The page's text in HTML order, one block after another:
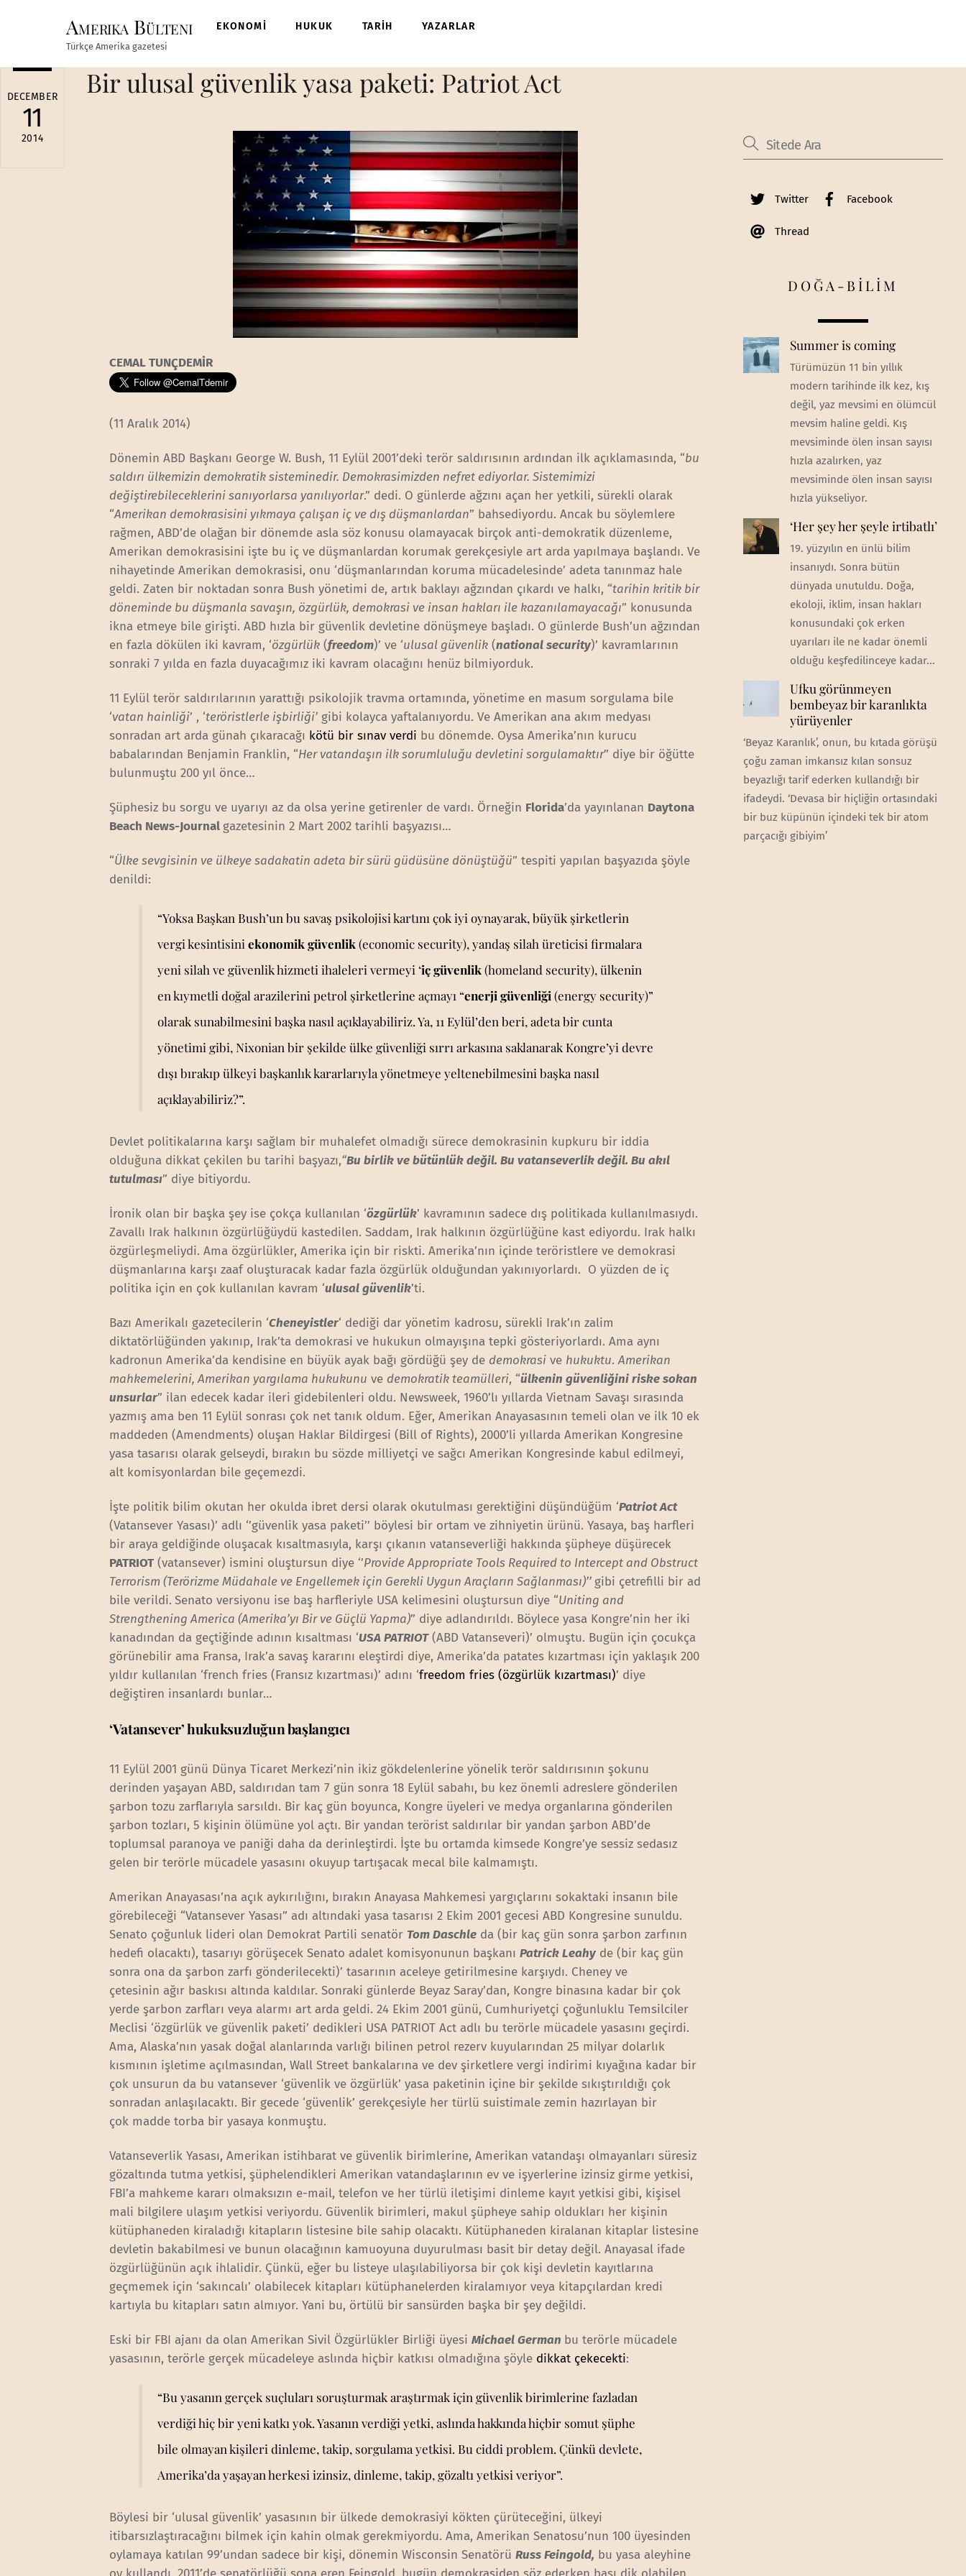
Amerika Bülteni
Türkçe Amerika gazetesi
EKONOMİ HUKUK TARİH YAZARLAR
DECEMBER
11
2014
Bir ulusal güvenlik yasa paketi: Patriot Act
CEMAL TUNÇDEMİR
(11 Aralık 2014)
Dönemin ABD Başkanı George W. Bush, 11 Eylül 2001’deki terör saldırısının ardından ilk açıklamasında, “bu
saldırı ülkemizin demokratik sisteminedir. Demokrasimizden nefret ediyorlar. Sistemimizi
değiştirebileceklerini sanıyorlarsa yanılıyorlar.” dedi. O günlerde ağzını açan her yetkili, sürekli olarak
“Amerikan demokrasisini yıkmaya çalışan iç ve dış düşmanlardan” bahsediyordu. Ancak bu söylemlere
rağmen, ABD’de olağan bir dönemde asla söz konusu olamayacak birçok anti-demokratik düzenleme,
Amerikan demokrasisini işte bu iç ve düşmanlardan korumak gerekçesiyle art arda yapılmaya başlandı. Ve
nihayetinde Amerikan demokrasisi, onu ‘düşmanlarından koruma mücadelesinde’ adeta tanınmaz hale
geldi. Zaten bir noktadan sonra Bush yönetimi de, artık baklayı ağzından çıkardı ve halkı, “tarihin kritik bir
döneminde bu düşmanla savaşın, özgürlük, demokrasi ve insan hakları ile kazanılamayacağı” konusunda
ikna etmeye bile girişti. ABD hızla bir güvenlik devletine dönüşmeye başladı. O günlerde Bush’un ağzından
en fazla dökülen iki kavram, ‘özgürlük (freedom)’ ve ‘ulusal güvenlik (national security)’ kavramlarının
sonraki 7 yılda en fazla duyacağımız iki kavram olacağını henüz bilmiyorduk.
11 Eylül terör saldırılarının yarattığı psikolojik travma ortamında, yönetime en masum sorgulama bile
‘vatan hainliği’ , ‘teröristlerle işbirliği’ gibi kolayca yaftalanıyordu. Ve Amerikan ana akım medyası
sonradan art arda günah çıkaracağı kötü bir sınav verdi bu dönemde. Oysa Amerika’nın kurucu
babalarından Benjamin Franklin, “Her vatandaşın ilk sorumluluğu devletini sorgulamaktır” diye bir öğütte
bulunmuştu 200 yıl önce…
Şüphesiz bu sorgu ve uyarıyı az da olsa yerine getirenler de vardı. Örneğin Florida’da yayınlanan Daytona
Beach News-Journal gazetesinin 2 Mart 2002 tarihli başyazısı…
“Ülke sevgisinin ve ülkeye sadakatin adeta bir sürü güdüsüne dönüştüğü” tespiti yapılan başyazıda şöyle
denildi:
“Yoksa Başkan Bush’un bu savaş psikolojisi kartını çok iyi oynayarak, büyük şirketlerin
vergi kesintisini ekonomik güvenlik(economic security), yandaş silah üreticisi firmalara
yeni silah ve güvenlik hizmeti ihaleleri vermeyi ‘iç güvenlik(homeland security), ülkenin
en kıymetli doğal arazilerini petrol şirketlerine açmayı “enerji güvenliği (energy security)”
olarak sunabilmesini başka nasıl açıklayabiliriz. Ya, 11 Eylül’den beri, adeta bir cunta
yönetimi gibi, Nixonian bir şekilde ülke güvenliği sırrı arkasına saklanarak Kongre’yi devre
dışı bırakıp ülkeyi başkanlık kararlarıyla yönetmeye yeltenebilmesini başka nasıl
açıklayabiliriz?”.
Devlet politikalarına karşı sağlam bir muhalefet olmadığı sürece demokrasinin kupkuru bir iddia
olduğuna dikkat çekilen bu tarihi başyazı,“Bu birlik ve bütünlük değil. Bu vatanseverlik değil. Bu akıl
tutulması” diye bitiyordu.
İronik olan bir başka şey ise çokça kullanılan ‘özgürlük’ kavramının sadece dış politikada kullanılmasıydı.
Zavallı Irak halkının özgürlüğüydü kastedilen. Saddam, Irak halkının özgürlüğüne kast ediyordu. Irak halkı
özgürleşmeliydi. Ama özgürlükler, Amerika için bir riskti. Amerika’nın içinde teröristlere ve demokrasi
düşmanlarına karşı zaaf oluşturacak kadar fazla özgürlük olduğundan yakınıyorlardı. O yüzden de iç
politika için en çok kullanılan kavram ‘ulusal güvenlik’ti.
Bazı Amerikalı gazetecilerin ‘Cheneyistler‘ dediği dar yönetim kadrosu, sürekli Irak’ın zalim
diktatörlüğünden yakınıp, Irak’ta demokrasi ve hukukun olmayışına tepki gösteriyorlardı. Ama aynı
kadronun Amerika’da kendisine en büyük ayak bağı gördüğü şey de demokrasi ve hukuktu.Amerikan
mahkemelerini, Amerikan yargılama hukukunu ve demokratik teamülleri, “ülkenin güvenliğini riske sokan
unsurlar” ilan edecek kadar ileri gidebilenleri oldu. Newsweek, 1960’lı yıllarda Vietnam Savaşı sırasında
yazmış ama ben 11 Eylül sonrası çok net tanık oldum. Eğer, Amerikan Anayasasının temeli olan ve ilk 10 ek
maddeden (Amendments) oluşan Haklar Bildirgesi (Bill of Rights), 2000’li yıllarda Amerikan Kongresine
yasa tasarısı olarak gelseydi, bırakın bu sözde milliyetçi ve sağcı Amerikan Kongresinde kabul edilmeyi,
alt komisyonlardan bile geçemezdi.
İşte politik bilim okutan her okulda ibret dersi olarak okutulması gerektiğini düşündüğüm ‘Patriot Act
(Vatansever Yasası)’ adlı ‘’güvenlik yasa paketi’’ böylesi bir ortam ve zihniyetin ürünü. Yasaya, baş harfleri
bir araya geldiğinde oluşacak kısaltmasıyla, karşı çıkanın vatanseverliği hakkında şüpheye düşürecek
PATRIOT (vatansever) ismini oluştursun diye ‘’Provide Appropriate Tools Required to Intercept and Obstruct
Terrorism (Terörizme Müdahale ve Engellemek için Gerekli Uygun Araçların Sağlanması)’’ gibi çetrefilli bir ad
bile verildi. Senato versiyonu ise baş harfleriyle USA kelimesini oluştursun diye “Uniting and
Strengthening America (Amerika’yı Bir ve Güçlü Yapma)” diye adlandırıldı. Böylece yasa Kongre’nin her iki
kanadından da geçtiğinde adının kısaltması ‘USA PATRIOT(ABD Vatanseveri)’ olmuştu. Bugün için çocukça
görünebilir ama Fransa, Irak’a savaş kararını eleştirdi diye, Amerika’da patates kızartması için yaklaşık 200
yıldır kullanılan ‘french fries (Fransız kızartması)’ adını ‘freedom fries (özgürlük kızartması)’ diye
değiştiren insanlardı bunlar…
‘Vatansever’ hukuksuzluğun başlangıcı
11 Eylül 2001 günü Dünya Ticaret Merkezi’nin ikiz gökdelenlerine yönelik terör saldırısının şokunu
derinden yaşayan ABD, saldırıdan tam 7 gün sonra 18 Eylül sabahı, bu kez önemli adreslere gönderilen
şarbon tozu zarflarıyla sarsıldı. Bir kaç gün boyunca, Kongre üyeleri ve medya organlarına gönderilen
şarbon tozları, 5 kişinin ölümüne yol açtı. Bir yandan terörist saldırılar bir yandan şarbon ABD’de
toplumsal paranoya ve paniği daha da derinleştirdi. İşte bu ortamda kimsede Kongre’ye sessiz sedasız
gelen bir terörle mücadele yasasını okuyup tartışacak mecal bile kalmamıştı.
Amerikan Anayasası’na açık aykırılığını, bırakın Anayasa Mahkemesi yargıçlarını sokaktaki insanın bile
görebileceği “Vatansever Yasası” adı altındaki yasa tasarısı 2 Ekim 2001 gecesi ABD Kongresine sunuldu.
Senato çoğunluk lideri olan Demokrat Partili senatör Tom Daschle da (bir kaç gün sonra şarbon zarfının
hedefi olacaktı), tasarıyı görüşecek Senato adalet komisyonunun başkanıPatrick Leahy de (bir kaç gün
sonra ona da şarbon zarfı gönderilecekti)’ tasarının aceleye getirilmesine karşıydı. Cheney ve
çetesinin ağır baskısı altında kaldılar. Sonraki günlerde Beyaz Saray’dan, Kongre binasına kadar bir çok
yerde şarbon zarfları veya alarmı art arda geldi. 24 Ekim 2001 günü, Cumhuriyetçi çoğunluklu Temsilciler
Meclisi ‘özgürlük ve güvenlik paketi’ dedikleri USA PATRIOT Act adlı bu terörle mücadele yasasını geçirdi.
Ama, Alaska’nın yasak doğal alanlarında varlığı bilinen petrol rezerv kuyularından 25 milyar dolarlık
kısmının işletime açılmasından, Wall Street bankalarına ve dev şirketlere vergi indirimi kıyağına kadar bir
çok unsurun da bu vatansever ‘güvenlik ve özgürlük’ yasa paketinin içine bir şekilde sıkıştırıldığı çok
sonradan anlaşılacaktı. Bir gecede ‘güvenlik’ gerekçesiyle her türlü suistimale zemin hazırlayan bir
çok madde torba bir yasaya konmuştu.
Vatanseverlik Yasası, Amerikan istihbarat ve güvenlik birimlerine, Amerikan vatandaşı olmayanları süresiz
gözaltında tutma yetkisi, şüphelendikleri Amerikan vatandaşlarının ev ve işyerlerine izinsiz girme yetkisi,
FBI’a mahkeme kararı olmaksızın e-mail, telefon ve her türlü iletişimi dinleme kayıt yetkisi gibi, kişisel
mali bilgilere ulaşım yetkisi veriyordu. Güvenlik birimleri, makul şüpheye sahip oldukları her kişinin
kütüphaneden kiraladığı kitapların listesine bile sahip olacaktı. Kütüphaneden kiralanan kitaplar listesine
devletin bakabilmesi ve bunun olacağının kamuoyuna duyurulması basit bir detay değil. Anayasal ifade
özgürlüğünün açık ihlalidir. Çünkü, eğer bu listeye ulaşılabiliyorsa bir çok kişi devletin kayıtlarına
geçmemek için ‘sakıncalı’ olabilecek kitapları kütüphanelerden kiralamıyor veya kitapçılardan kredi
kartıyla bu kitapları satın almıyor. Yani bu, örtülü bir sansürden başka bir şey değildi.
Eski bir FBI ajanı da olan Amerikan Sivil Özgürlükler Birliği üyesiMichael German bu terörle mücadele
yasasının, terörle gerçek mücadeleye aslında hiçbir katkısı olmadığına şöyle dikkat çekecekti:
“Bu yasanın gerçek suçluları soruşturmak araştırmak için güvenlik birimlerine fazladan
verdiği hiç bir yeni katkı yok. Yasanın verdiği yetki, aslında hakkında hiçbir somut şüphe
bile olmayan kişileri dinleme, takip, sorgulama yetkisi. Bu ciddi problem. Çünkü devlete,
Amerika’da yaşayan herkesi izinsiz, dinleme, takip, gözaltı yetkisi veriyor”.
Böylesi bir ‘ulusal güvenlik’ yasasının bir ülkede demokrasiyi kökten çürüteceğini, ülkeyi
itibarsızlaştıracağını bilmek için kahin olmak gerekmiyordu. Ama, Amerikan Senatosu’nun 100 üyesinden
oylamaya katılan 99’undan sadece bir kişi, dönemin Wisconsin SenatörüRuss Feingold, bu yasa aleyhine
Twitter Facebook
Thread
DOĞA-BİLİM
Summer is coming
Türümüzün 11 bin yıllık
modern tarihinde ilk kez, kış
değil, yaz mevsimi en ölümcül
mevsim haline geldi. Kış
mevsiminde ölen insan sayısı
hızla azalırken, yaz
mevsiminde ölen insan sayısı
hızla yükseliyor.
‘Her şey her şeyle irtibatlı’
19. yüzyılın en ünlü bilim
insanıydı. Sonra bütün
dünyada unutuldu. Doğa,
ekoloji, iklim, insan hakları
konusundaki çok erken
uyarıları ile ne kadar önemli
olduğu keşfedilinceye kadar...
Ufku görünmeyen
bembeyaz bir karanlıkta
yürüyenler
‘Beyaz Karanlık’, onun, bu kıtada görüşü
çoğu zaman imkansız kılan sonsuz
beyazlığı tarif ederken kullandığı bir
ifadeydi. ‘Devasa bir hiçliğin ortasındaki
bir buz küpünün içindeki tek bir atom
parçacığı gibiyim’